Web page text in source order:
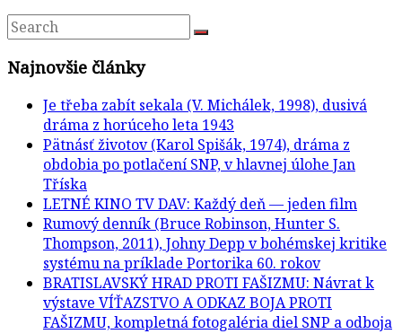
Najnovšie články
Je třeba zabít sekala (V. Michálek, 1998), dusivá
dráma z horúceho leta 1943
Pätnásť životov (Karol Spišák, 1974), dráma z
obdobia po potlačení SNP, v hlavnej úlohe Jan
Tříska
LETNÉ KINO TV DAV: Každý deň — jeden film
Rumový denník (Bruce Robinson, Hunter S.
Thompson, 2011), Johny Depp v bohémskej kritike
systému na príklade Portorika 60. rokov
BRATISLAVSKÝ HRAD PROTI FAŠIZMU: Návrat k
výstave VÍŤAZSTVO A ODKAZ BOJA PROTI
FAŠIZMU, kompletná fotogaléria diel SNP a odboja